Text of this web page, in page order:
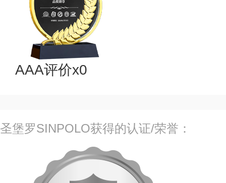
AAA评价x0
圣堡罗SINPOLO获得的认证/荣誉：